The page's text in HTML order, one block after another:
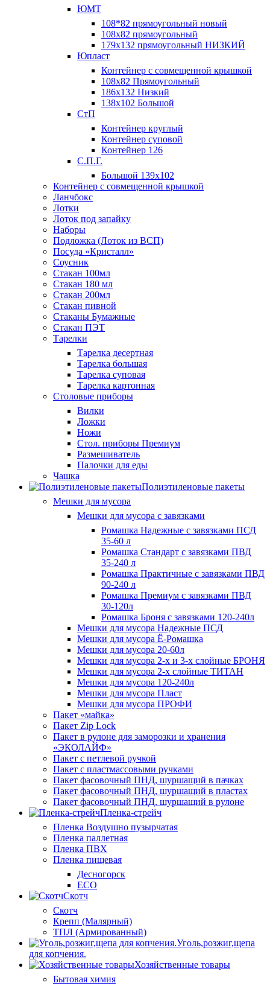
ЮМТ
108*82 прямоугольный новый
108х82 прямоугольный
179х132 прямоугольный НИЗКИЙ
Юпласт
Контейнер с совмещенной крышкой
108х82 Прямоугольный
186х132 Низкий
138х102 Большой
СтП
Контейнер круглый
Контейнер суповой
Контейнер 126
С.П.Г.
Большой 139х102
Контейнер с совмещенной крышкой
Ланчбокс
Лотки
Лоток под запайку
Наборы
Подложка (Лоток из ВСП)
Посуда «Кристалл»
Соусник
Стакан 100мл
Стакан 180 мл
Стакан 200мл
Стакан пивной
Стаканы Бумажные
Стакан ПЭТ
Тарелки
Тарелка десертная
Тарелка большая
Тарелка суповая
Тарелка картонная
Столовые приборы
Вилки
Ложки
Ножи
Стол. приборы Премиум
Размешиватель
Палочки для еды
Чашка
Полиэтиленовые пакеты
Мешки для мусора
Мешки для мусора с завязками
Ромашка Надежные с завязками ПСД
35-60 л
Ромашка Стандарт с завязками ПВД
35-240 л
Ромашка Практичные с завязками ПВД
90-240 л
Ромашка Премиум с завязками ПВД
30-120л
Ромашка Броня с завязками 120-240л
Мешки для мусора Надежные ПСД
Мешки для мусора Ё-Ромашка
Мешки для мусора 20-60л
Мешки для мусора 2-х и 3-х слойные БРОНЯ
Мешки для мусора 2-х слойные ТИТАН
Мешки для мусора 120-240л
Мешки для мусора Пласт
Мешки для мусора ПРОФИ
Пакет «майка»
Пакет Zip Lock
Пакет в рулоне для заморозки и хранения
«ЭКОЛАЙФ»
Пакет с петлевой ручкой
Пакет с пластмассовыми ручками
Пакет фасовочный ПНД, шуршащий в пачках
Пакет фасовочный ПНД, шуршащий в пластах
Пакет фасовочный ПНД, шуршащий в рулоне
Пленка-стрейч
Пленка Воздушно пузырчатая
Пленка паллетная
Пленка ПВХ
Пленка пищевая
Десногорск
ECO
Скотч
Скотч
Крепп (Малярный)
ТПЛ (Армированный)
Уголь,розжиг,щепа
для копчения.
Хозяйственные товары
Бытовая химия